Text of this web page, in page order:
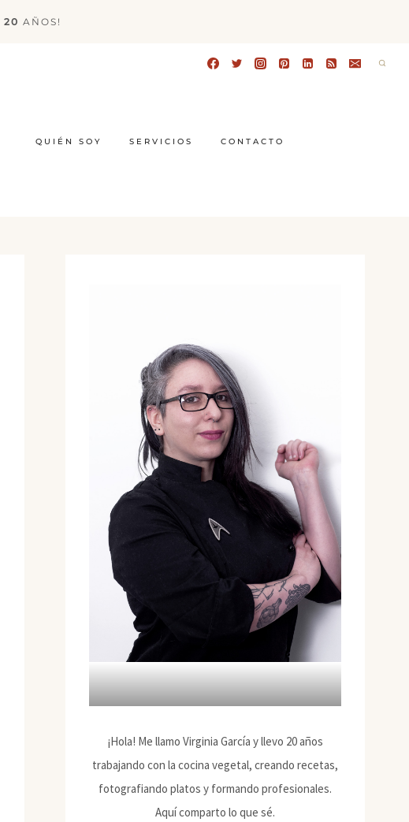
20 AÑOS!
QUIÉN SOY SERVICIOS CONTACTO
¡Hola! Me llamo Virginia García y llevo 20 años
trabajando con la cocina vegetal, creando recetas,
fotografiando platos y formando profesionales.
Aquí comparto lo que sé.